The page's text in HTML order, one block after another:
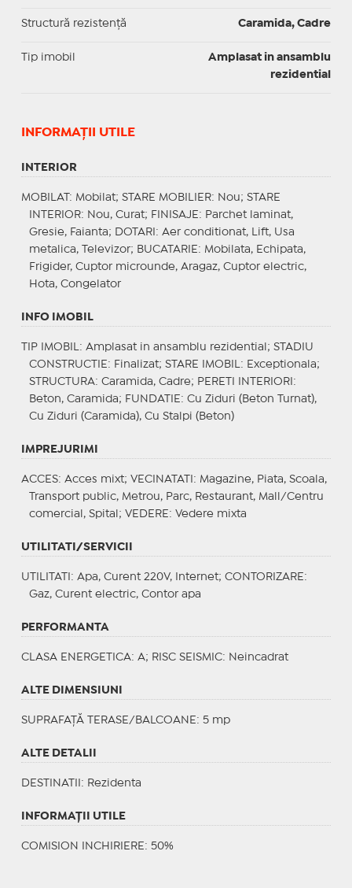
Structură rezistență Caramida, Cadre
Tip imobil
Amplasat in ansamblu
rezidential
INFORMAŢII UTILE
INTERIOR
MOBILAT : Mobilat; STARE MOBILIER: Nou; STARE
INTERIOR: Nou, Curat; FINISAJE : Parchet laminat,
Gresie, Faianta;
DOTARI : Aer conditionat, Lift, Usa
metalica, Televizor; BUCATARIE : Mobilata, Echipata,
Frigider, Cuptor microunde, Aragaz, Cuptor electric,
Hota, Congelator
INFO IMOBIL
TIP IMOBIL : Amplasat in ansamblu rezidential; STADIU
CONSTRUCTIE : Finalizat; STARE IMOBIL : Exceptionala;
STRUCTURA: Caramida, Cadre; PERETI INTERIORI :
Beton, Caramida; FUNDATIE : Cu Ziduri (Beton Turnat),
Cu Ziduri (Caramida), Cu Stalpi (Beton)
IMPREJURIMI
ACCES: Acces mixt; VECINATATI : Magazine, Piata, Scoala,
Transport public, Metrou, Parc, Restaurant, Mall/Centru
comercial, Spital; VEDERE : Vedere mixta
UTILITATI/SERVICII
UTILITATI : Apa, Curent 220V, Internet; CONTORIZARE :
Gaz, Curent electric, Contor apa
PERFORMANTA
CLASA ENERGETICA: A; RISC SEISMIC: Neincadrat
ALTE DIMENSIUNI
SUPRAFAȚĂ TERASE/BALCOANE: 5 mp
ALTE DETALII
DESTINATII : Rezidenta
INFORMAŢII UTILE
COMISION INCHIRIERE: 50%